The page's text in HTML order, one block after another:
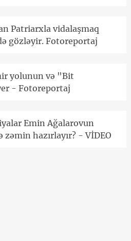
Patriarxla vidalaşmaq
gözləyir. Fotoreportaj
yolunun və "Bit
- Fotoreportaj
Emin Ağalarovun
hazırlayır? - VİDEO